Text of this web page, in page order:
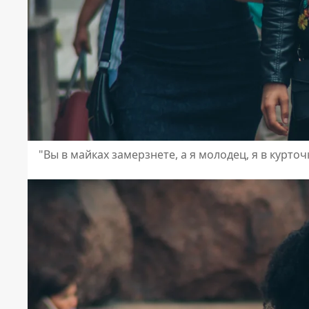
"Вы в майках замерзнете, а я молодец, я в